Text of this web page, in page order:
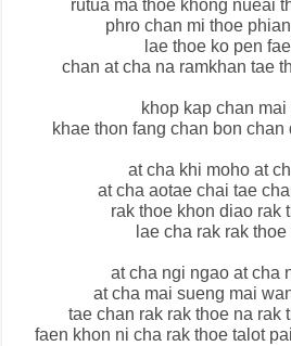
rutua ma thoe khong nueai
phro chan mi thoe
lae thoe ko pen
chan at cha na ramkhan tae
khop kap chan mai
khae thon fang chan bon
at cha khi moho at
at cha aotae chai tae
rak thoe khon diao rak
lae cha rak rak
at cha ngi ngao at cha
at cha mai sueng mai
tae chan rak rak thoe na rak
faen khon ni cha rak thoe talot